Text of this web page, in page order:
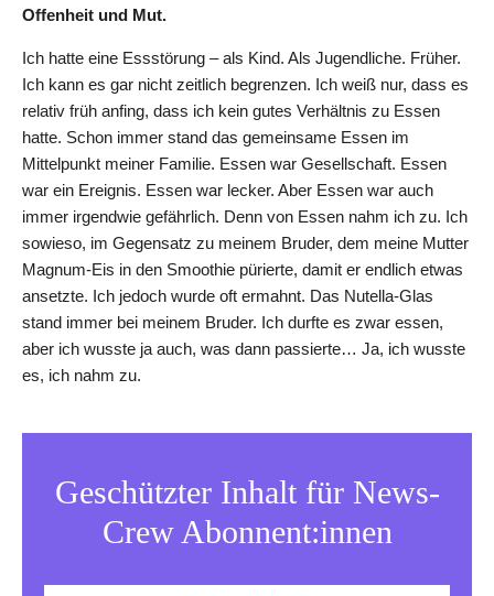
Offenheit und Mut.
Ich hatte eine Essstörung – als Kind. Als Jugendliche. Früher.
Ich kann es gar nicht zeitlich begrenzen. Ich weiß nur, dass es
relativ früh anfing, dass ich kein gutes Verhältnis zu Essen
hatte. Schon immer stand das gemeinsame Essen im
Mittelpunkt meiner Familie. Essen war Gesellschaft. Essen
war ein Ereignis. Essen war lecker. Aber Essen war auch
immer irgendwie gefährlich. Denn von Essen nahm ich zu. Ich
sowieso, im Gegensatz zu meinem Bruder, dem meine Mutter
Magnum-Eis in den Smoothie pürierte, damit er endlich etwas
ansetzte. Ich jedoch wurde oft ermahnt. Das Nutella-Glas
stand immer bei meinem Bruder. Ich durfte es zwar essen,
aber ich wusste ja auch, was dann passierte… Ja, ich wusste
es, ich nahm zu.
Geschützter Inhalt für News-
Crew Abonnent:innen